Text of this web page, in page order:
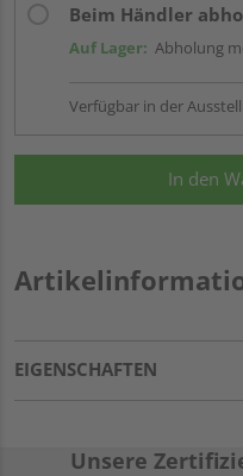
Beim Händler
Auf Lager: Abholung
Verfügbar in der
In den
EIGENSCHAFTEN
Unsere